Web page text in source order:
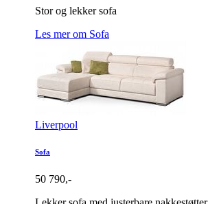
Stor og lekker sofa
Les mer om Sofa
Liverpool
Sofa
50 790,-